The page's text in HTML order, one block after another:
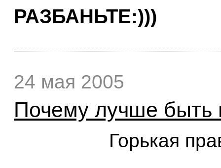
РАЗБАНЬТЕ:)))
24 мая 2005
Почему лучше быть
Горькая